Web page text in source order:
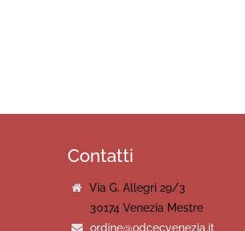
Contatti
Via G. Allegri 29/3
30174 Venezia Mestre
ordine@odcecvenezia.it